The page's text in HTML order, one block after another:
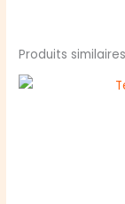
Produits similaires